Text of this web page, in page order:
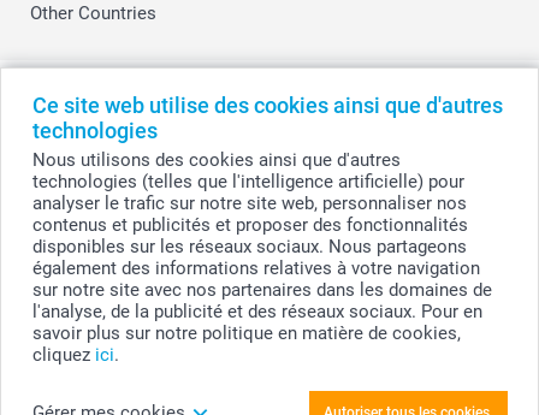
Ce site web utilise des cookies ainsi que d'autres
technologies
Nous utilisons des cookies ainsi que d'autres
technologies (telles que l'intelligence artificielle) pour
analyser le trafic sur notre site web, personnaliser nos
contenus et publicités et proposer des fonctionnalités
disponibles sur les réseaux sociaux. Nous partageons
également des informations relatives à votre navigation
sur notre site avec nos partenaires dans les domaines de
l'analyse, de la publicité et des réseaux sociaux. Pour en
savoir plus sur notre politique en matière de cookies,
cliquez ici.
Other Countries
© smartphoto group. Tous droits réservés
smartphoto group SA.
Siège social : Kwatrechtsteenweg 160, 9230 Wetteren, Belgique
Numéro de TVA BE 0405.706.755
Numéro d'entreprise 0405.706.755.
Coordonnées bancaires: IBAN BE71 2850 2711 5569 - BIC: GEBABEBB
Tous les prix sont en EURO (€), TVA incluse et hors frais de port.